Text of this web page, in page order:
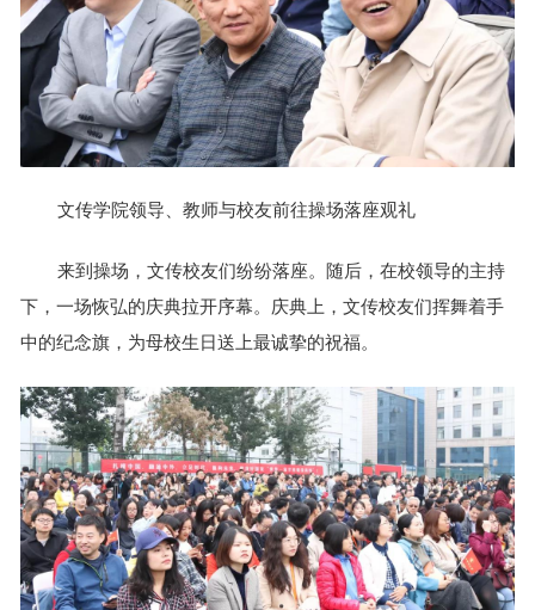
文传学院领导、教师与校友前往操场落座观礼
来到操场，文传校友们纷纷落座。随后，在校领导的主持
下，一场恢弘的庆典拉开序幕。庆典上，文传校友们挥舞着手
中的纪念旗，为母校生日送上最诚挚的祝福。